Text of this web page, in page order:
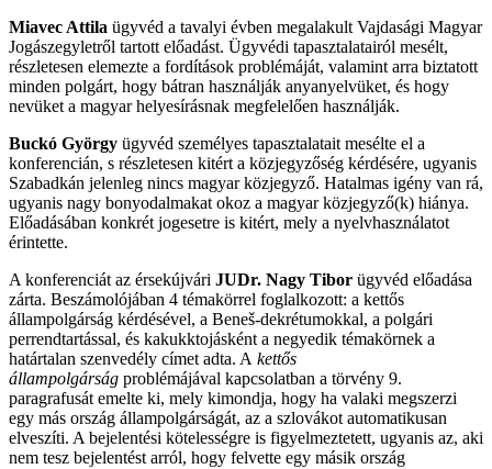
Miavec Attila ügyvéd a tavalyi évben megalakult Vajdasági Magyar
Jogászegyletről tartott előadást. Ügyvédi tapasztalatairól mesélt,
részletesen elemezte a fordítások problémáját, valamint arra biztatott
minden polgárt, hogy bátran használják anyanyelvüket, és hogy
nevüket a magyar helyesírásnak megfelelően használják.
Buckó György ügyvéd személyes tapasztalatait mesélte el a
konferencián, s részletesen kitért a közjegyzőség kérdésére, ugyanis
Szabadkán jelenleg nincs magyar közjegyző. Hatalmas igény van rá,
ugyanis nagy bonyodalmakat okoz a magyar közjegyző(k) hiánya.
Előadásában konkrét jogesetre is kitért, mely a nyelvhasználatot
érintette.
A konferenciát az érsekújvári JUDr. Nagy Tibor ügyvéd előadása
zárta. Beszámolójában 4 témakörrel foglalkozott: a kettős
állampolgárság kérdésével, a Beneš-dekrétumokkal, a polgári
perrendtartással, és kakukktojásként a negyedik témakörnek a
határtalan szenvedély címet adta. A kettős
állampolgárság problémájával kapcsolatban a törvény 9.
paragrafusát emelte ki, mely kimondja, hogy ha valaki megszerzi
egy más ország állampolgárságát, az a szlovákot automatikusan
elveszíti. A bejelentési kötelességre is figyelmeztetett, ugyanis az, aki
nem tesz bejelentést arról, hogy felvette egy másik ország